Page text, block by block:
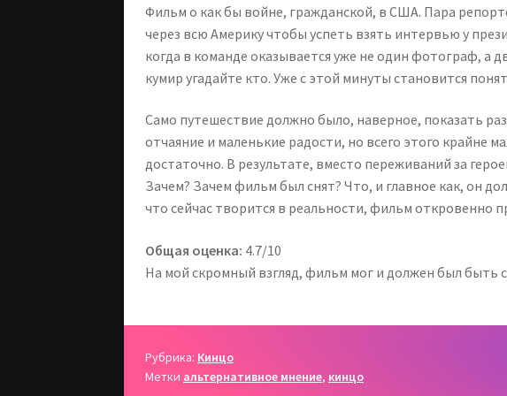
Фильм о как бы войне, гражданской, в США. Пара
через всю Америку чтобы успеть взять интервью у
когда в команде оказывается уже не один фотограф, а
кумир угадайте кто. Уже с этой минуты становится
Само путешествие должно было, наверное, показать
отчаяние и маленькие радости, но всего этого крайне
достаточно. В результате, вместо переживаний за
Зачем? Зачем фильм был снят? Что, и главное как, он
что сейчас творится в реальности, фильм откровенно
Общая оценка: 4.7/10
На мой скромный взгляд, фильм мог и должен был быть
Рубрика: Кинцо
Метки альтернативное мнение, кинцо